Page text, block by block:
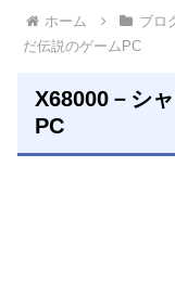
ホーム ブロ
だ伝説のゲームPC
X68000－シ
PC